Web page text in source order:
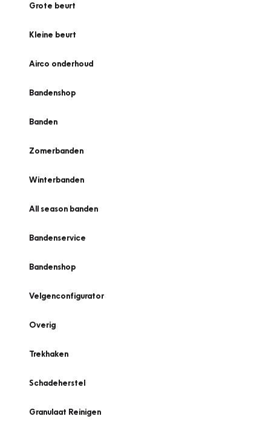
Grote beurt
Kleine beurt
Airco onderhoud
Bandenshop
Banden
Zomerbanden
Winterbanden
All season banden
Bandenservice
Bandenshop
Velgenconfigurator
Overig
Trekhaken
Schadeherstel
Granulaat Reinigen